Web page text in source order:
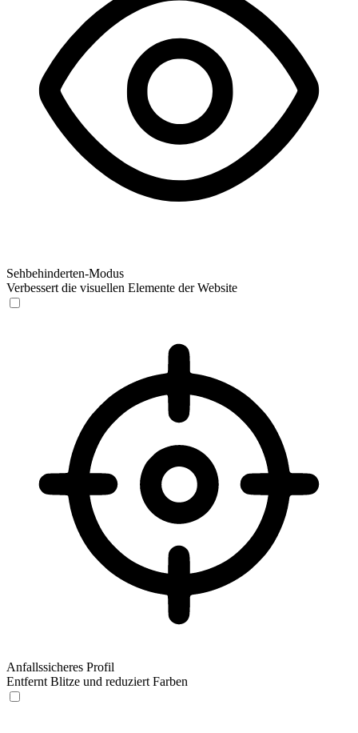
Sehbehinderten-Modus
Verbessert die visuellen Elemente der Website
Anfallssicheres Profil
Entfernt Blitze und reduziert Farben